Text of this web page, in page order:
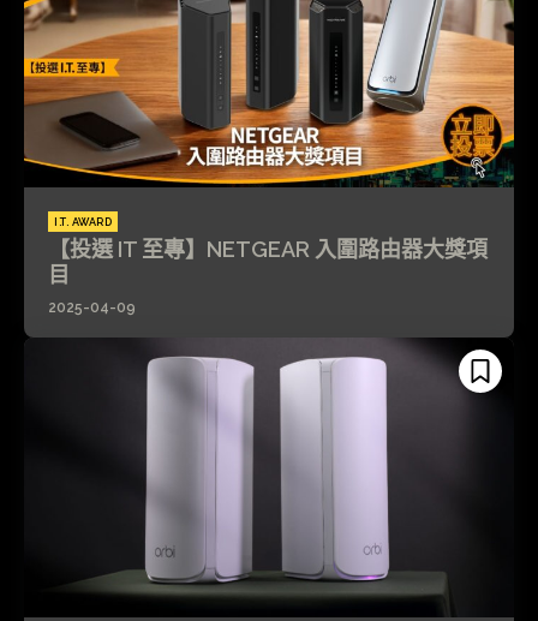
I.T. AWARD
【投選 IT 至專】NETGEAR 入圍路由器大獎項
目
2025-04-09